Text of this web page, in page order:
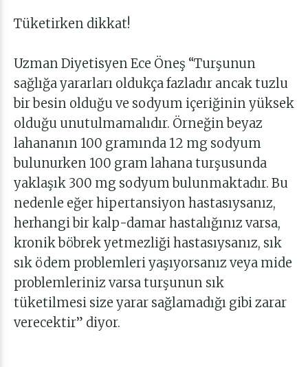
Tüketirken dikkat!
Uzman Diyetisyen Ece Öneş “Turşunun
sağlığa yararları oldukça fazladır ancak tuzlu
bir besin olduğu ve sodyum içeriğinin yüksek
olduğu unutulmamalıdır. Örneğin beyaz
lahananın 100 gramında 12 mg sodyum
bulunurken 100 gram lahana turşusunda
yaklaşık 300 mg sodyum bulunmaktadır. Bu
nedenle eğer hipertansiyon hastasıysanız,
herhangi bir kalp-damar hastalığınız varsa,
kronik böbrek yetmezliği hastasıysanız, sık
sık ödem problemleri yaşıyorsanız veya mide
problemleriniz varsa turşunun sık
tüketilmesi size yarar sağlamadığı gibi zarar
verecektir” diyor.